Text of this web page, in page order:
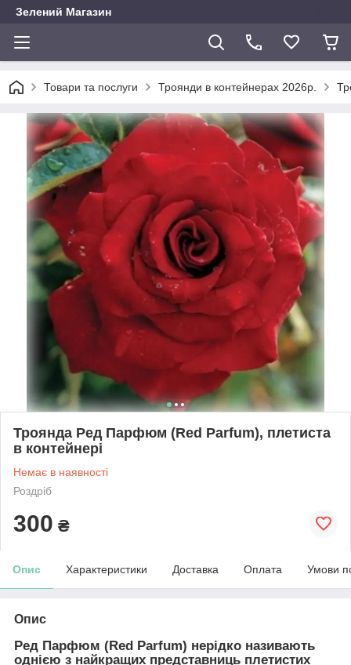
Зелений Магазин
Товари та послуги Троянди в контейнерах 2026р.
Троянда Ред Парфюм (Red Parfum), плетиста
в контейнері
Немає в наявності
Роздріб
300 ₴
Опис Характеристики Доставка Оплата Умови
Опис
Ред Парфюм (Red Parfum) нерідко називають
однією з найкращих представниць плетистих